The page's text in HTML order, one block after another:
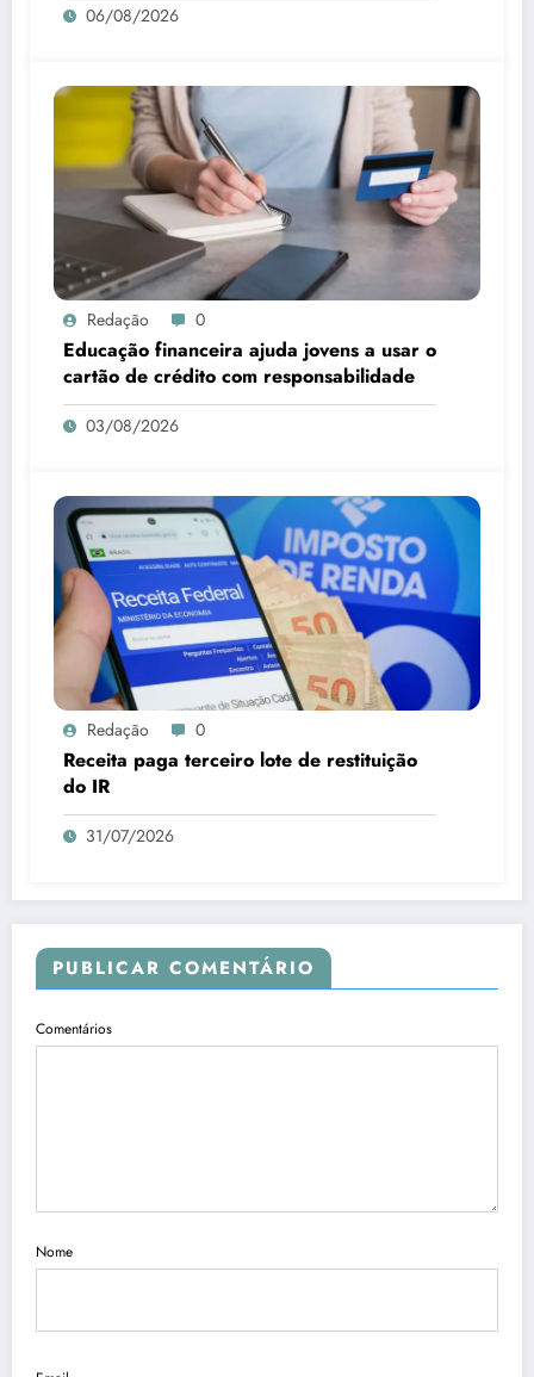
06/08/2026
Redação 0
Educação financeira ajuda jovens a usar o
cartão de crédito com responsabilidade
03/08/2026
Redação 0
Receita paga terceiro lote de restituição
do IR
31/07/2026
PUBLICAR COMENTÁRIO
Comentários
Nome